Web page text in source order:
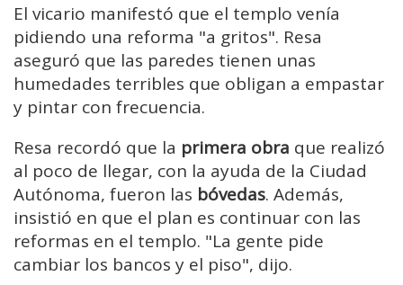
El vicario manifestó que el templo venía
pidiendo una reforma "a gritos". Resa
aseguró que las paredes tienen unas
humedades terribles que obligan a empastar
y pintar con frecuencia.
Resa recordó que la primera obra que realizó
al poco de llegar, con la ayuda de la Ciudad
Autónoma, fueron las bóvedas. Además,
insistió en que el plan es continuar con las
reformas en el templo. "La gente pide
cambiar los bancos y el piso", dijo.